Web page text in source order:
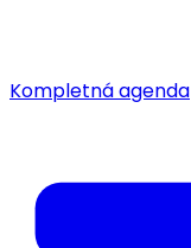
Kompletná agenda